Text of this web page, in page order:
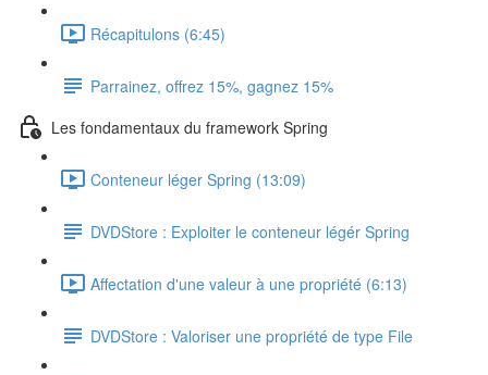
Récapitulons (6:45)
Parrainez, offrez 15%, gagnez 15%
Les fondamentaux du framework Spring
Conteneur léger Spring (13:09)
DVDStore : Exploiter le conteneur légér Spring
Affectation d'une valeur à une propriété (6:13)
DVDStore : Valoriser une propriété de type File